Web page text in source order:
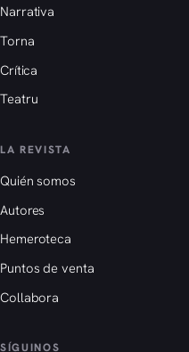
Narrativa
Torna
Crítica
Teatru
LA REVISTA
Quién somos
Autores
Hemeroteca
Puntos de venta
Collabora
SÍGUINOS